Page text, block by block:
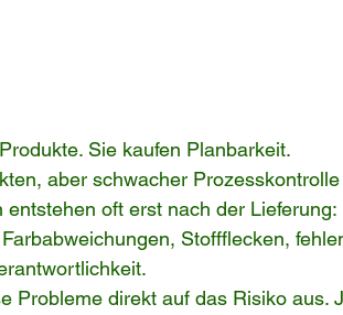
Sie kaufen Planbarkeit.
aber schwacher
oft erst nach der
Stoffflecken,
Probleme direkt auf das Risiko aus.